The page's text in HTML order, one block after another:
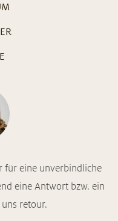
für eine unverbindliche
eine Antwort bzw. ein
retour.